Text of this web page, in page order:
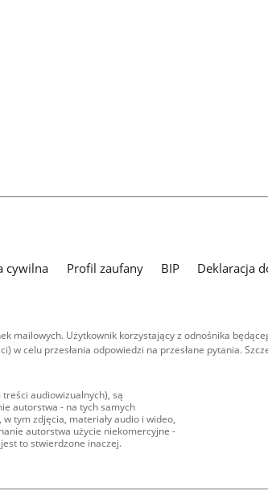
cywilna Profil zaufany BIP
Deklaracja
mailowych. Użytkownik korzystający z odnośnika
celu przesłania odpowiedzi na przesłane pytania.
audiowizualnych), są
autorstwa - na tych samych
tym zdjęcia, materiały audio i wideo,
autorstwa użycie niekomercyjne -
to stwierdzone inaczej.